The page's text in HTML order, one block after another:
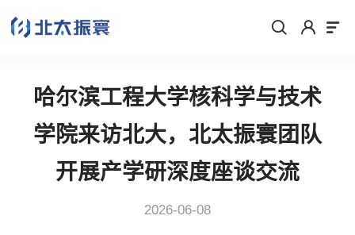
哈尔滨工程大学核科学与技术
学院来访北大，北太振寰团队
开展产学研深度座谈交流
2026-06-08